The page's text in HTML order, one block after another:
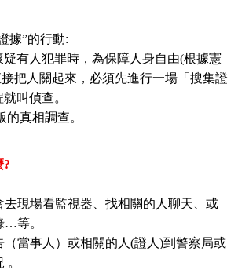
據”的行動:
有人犯罪時，為保障人身自由(根據憲
把人關起來，必須先進行一場「搜集證
叫偵查。
真相調查。
?
去現場看監視器、找相關的人聊天、或
…等。
（當事人）或相關的人(證人)到警察局或